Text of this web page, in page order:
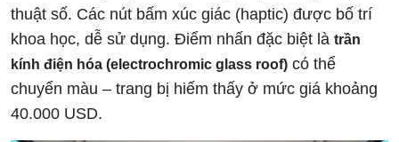
thuật số. Các nút bấm xúc giác (haptic) được bố trí
khoa học, dễ sử dụng. Điểm nhấn đặc biệt là trần
kính điện hóa (electrochromic glass roof) có thể
chuyển màu – trang bị hiếm thấy ở mức giá khoảng
40.000 USD.